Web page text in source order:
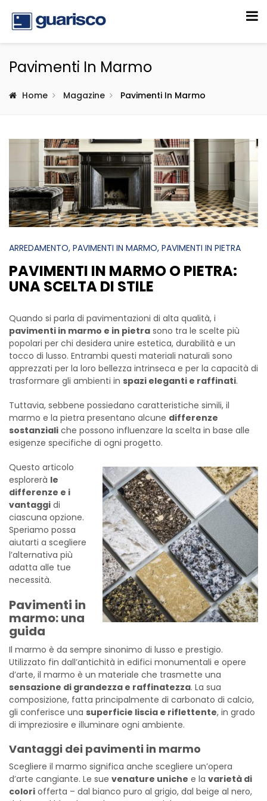
Pavimenti In Marmo
Home Magazine Pavimenti In Marmo
ARREDAMENTO, PAVIMENTI IN MARMO, PAVIMENTI IN PIETRA
PAVIMENTI IN MARMO O PIETRA:
UNA SCELTA DI STILE
Quando si parla di pavimentazioni di alta qualità, i
pavimenti in marmo e in pietra sono tra le scelte più
popolari per chi desidera unire estetica, durabilità e un
tocco di lusso. Entrambi questi materiali naturali sono
apprezzati per la loro bellezza intrinseca e per la capacità di
trasformare gli ambienti in spazi eleganti e raffinati.
Tuttavia, sebbene possiedano caratteristiche simili, il
marmo e la pietra presentano alcune differenze
sostanziali che possono influenzare la scelta in base alle
esigenze specifiche di ogni progetto.
Questo articolo
esplorerà le
differenze e i
vantaggi di
ciascuna opzione.
Speriamo possa
aiutarti a scegliere
l’alternativa più
adatta alle tue
necessità.
Pavimenti in
marmo: una
guida
Il marmo è da sempre sinonimo di lusso e prestigio.
Utilizzato fin dall’antichità in edifici monumentali e opere
d’arte, il marmo è un materiale che trasmette una
sensazione di grandezza e raffinatezza. La sua
composizione, fatta principalmente di carbonato di calcio,
gli conferisce una superficie liscia e riflettente, in grado
di impreziosire e illuminare ogni ambiente.
Vantaggi dei pavimenti in marmo
Scegliere il marmo significa anche scegliere un’opera
d’arte cangiante. Le sue venature uniche e la varietà di
colori offerta – dal bianco puro al grigio, dal beige al nero,